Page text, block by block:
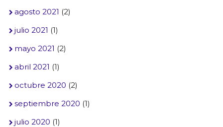
agosto 2021 (2)
julio 2021 (1)
mayo 2021 (2)
abril 2021 (1)
octubre 2020 (2)
septiembre 2020 (1)
julio 2020 (1)